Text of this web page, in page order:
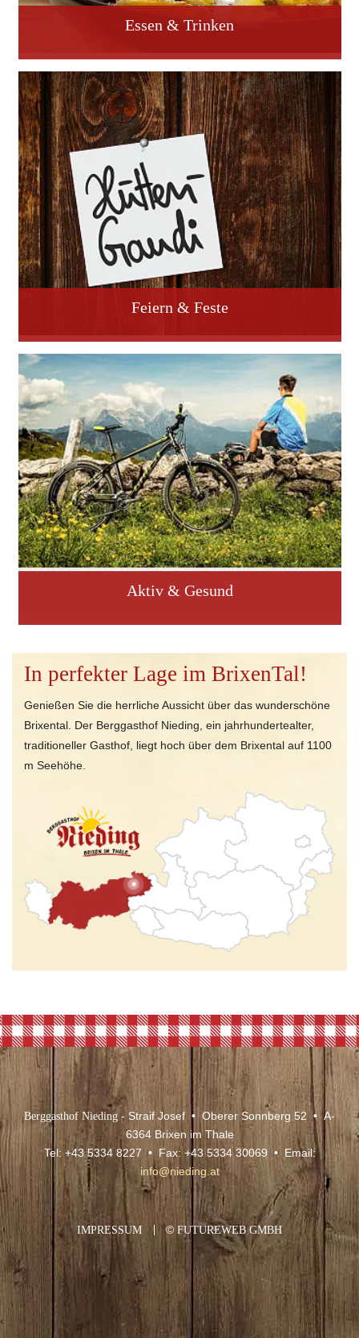
Essen & Trinken
Feiern & Feste
Aktiv & Gesund
In perfekter Lage im BrixenTal!
Genießen Sie die herrliche Aussicht über das wunderschöne
Brixental. Der Berggasthof Nieding, ein jahrhundertealter,
traditioneller Gasthof, liegt hoch über dem Brixental auf 1100
m Seehöhe.
Berggasthof Nieding - Straif Josef • Oberer Sonnberg 52 • A-
6364 Brixen im Thale
Tel: +43 5334 8227 • Fax: +43 5334 30069 • Email:
info@nieding.at
IMPRESSUM © FUTUREWEB GMBH
‹